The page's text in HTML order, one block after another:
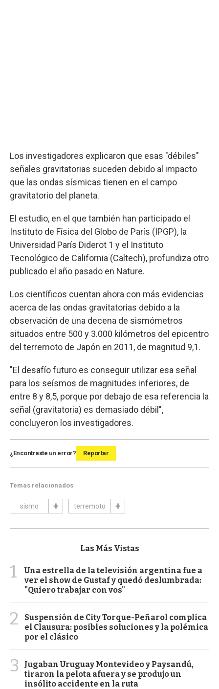
Los investigadores explicaron que esas "débiles"
señales gravitatorias suceden debido al impacto
que las ondas sísmicas tienen en el campo
gravitatorio del planeta.
El estudio, en el que también han participado el
Instituto de Física del Globo de París (IPGP), la
Universidad París Diderot 1 y el Instituto
Tecnológico de California (Caltech), profundiza otro
publicado el año pasado en Nature.
Los científicos cuentan ahora con más evidencias
acerca de las ondas gravitatorias debido a la
observación de una decena de sismómetros
situados entre 500 y 3.000 kilómetros del epicentro
del terremoto de Japón en 2011, de magnitud 9,1.
"El desafío futuro es conseguir utilizar esa señal
para los seísmos de magnitudes inferiores, de
entre 8 y 8,5, porque por debajo de esa referencia la
señal (gravitatoria) es demasiado débil",
concluyeron los investigadores.
¿Encontraste un error? Reportar
Temas relacionados
sismo terremoto
Las Más Vistas
1
Una estrella de la televisión argentina fue a
ver el show de Gustaf y quedó deslumbrada:
"Quiero trabajar con vos"
2
Suspensión de City Torque-Peñarol complica
el Clausura: posibles soluciones y la polémica
por el clásico
3
Jugaban Uruguay Montevideo y Paysandú,
tiraron la pelota afuera y se produjo un
insólito accidente en la ruta